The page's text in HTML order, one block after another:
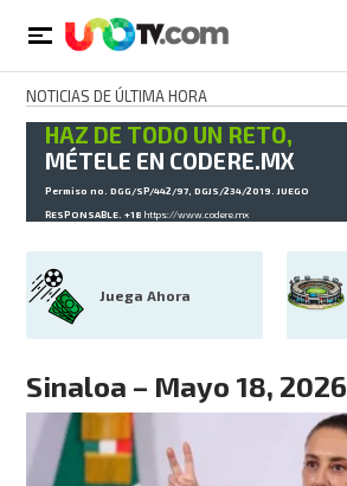
NOTICIAS DE ÚLTIMA HORA
HAZ DE TODO UN RETO,
MÉTELE EN CODERE.MX
Permiso no. DGG/SP/442/97, DGJS/234/2019. JUEGO
RESPONSABLE. +18https://www.codere.mx
Juega Ahora
Sinaloa – Mayo 18, 2026